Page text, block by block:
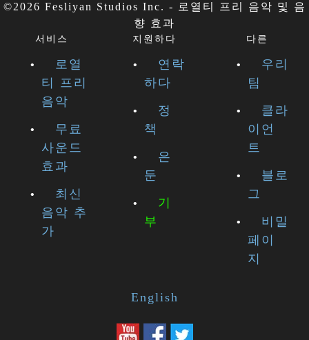
©2026 Fesliyan Studios Inc. - 로열티 프리 음악 및 음
향 효과
서비스
로열
티 프리
음악
무료
사운드
효과
최신
음악 추
가
지원하다
연락
하다
정
책
은
둔
기
부
다른
우리
팀
클라
이언
트
블로
그
비밀
페이
지
English